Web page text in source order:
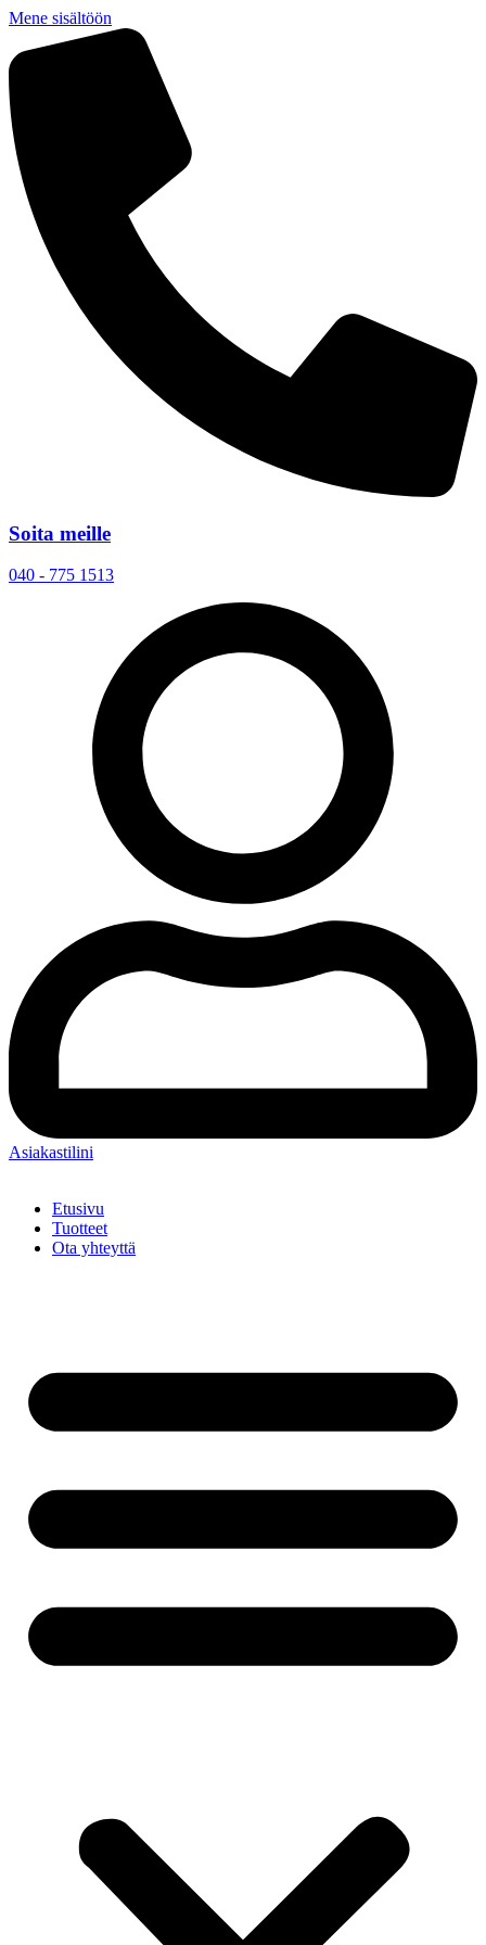
Mene sisältöön
Soita meille
040 - 775 1513
Asiakastilini
Etusivu
Tuotteet
Ota yhteyttä